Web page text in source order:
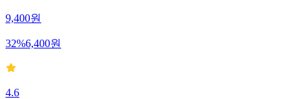
9,400원
32%6,400원
4.6